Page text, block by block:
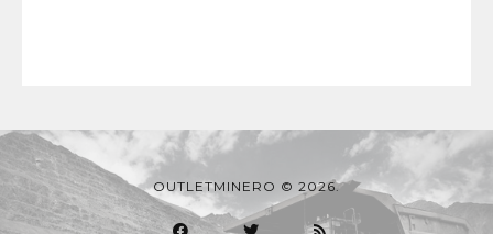
OUTLETMINERO © 2026.